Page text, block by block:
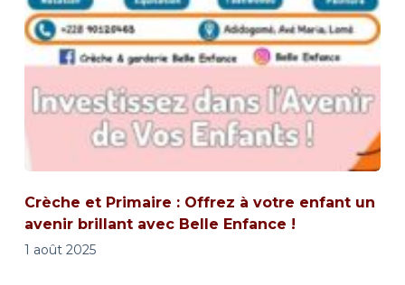
Crèche et Primaire : Offrez à votre enfant un
avenir brillant avec Belle Enfance !
1 août 2025